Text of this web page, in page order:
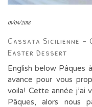
01/04/2018
Cassata Sicilienne
Easter Dessert
English below Pâques
avance pour vous
voila! Cette année j’ai
Pâques, alors nous